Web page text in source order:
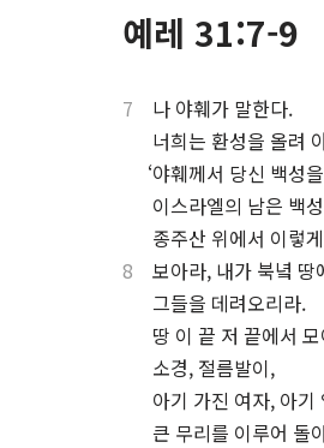
예레 31:7-9
7 나 야훼가 말한다.
너희는 환성을 올려
‘야훼께서 당신 백성
이스라엘의 남은 백
종주산 위에서 이렇
8 보아라, 내가 북녘 땅
그들을 데려오리라.
땅 이 끝 저 끝에서
소경, 절름발이,
아기 가진 여자, 아기
큰 무리를 이루어 돌